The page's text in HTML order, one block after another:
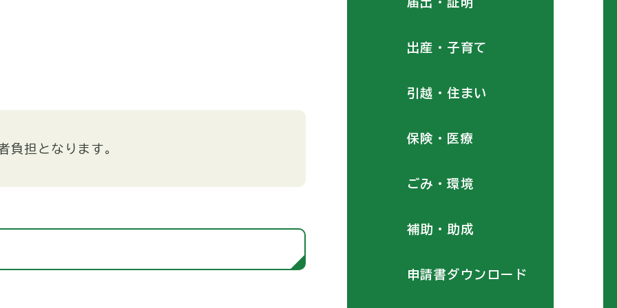
負担となります。
出産・子育て
引越・住まい
保険・医療
ごみ・環境
補助・助成
申請書ダウンロード